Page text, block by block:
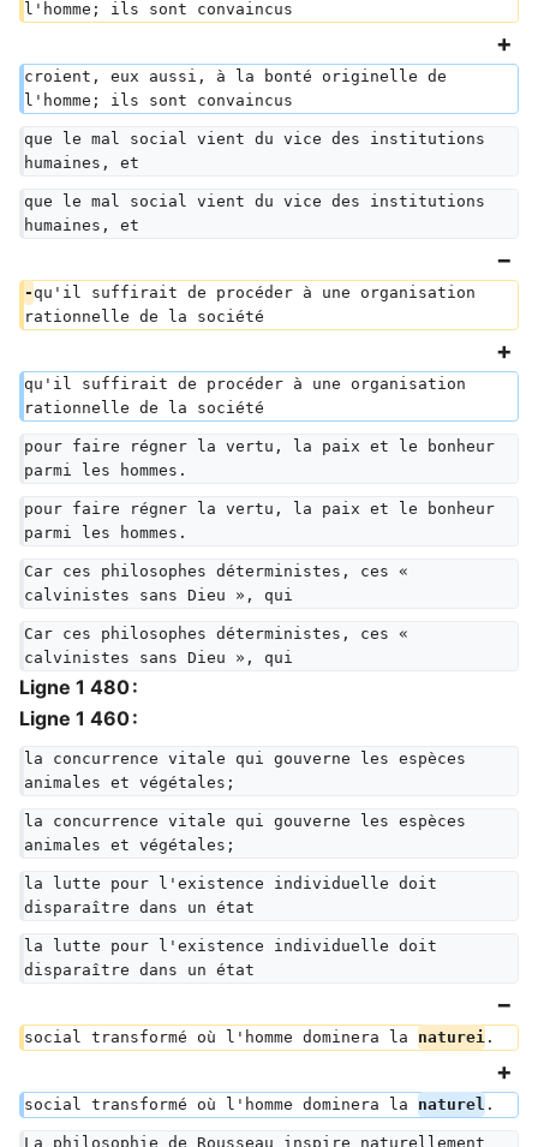
l'homme; ils sont convaincus
croient, eux aussi, à la bonté originelle de
l'homme; ils sont convaincus
que le mal social vient du vice des institutions
humaines, et
que le mal social vient du vice des institutions
humaines, et
- qu'il suffirait de procéder à une organisation
rationnelle de la société
qu'il suffirait de procéder à une organisation
rationnelle de la société
pour faire régner la vertu, la paix et le bonheur
parmi les hommes.
pour faire régner la vertu, la paix et le bonheur
parmi les hommes.
Car ces philosophes déterministes, ces «
calvinistes sans Dieu », qui
Car ces philosophes déterministes, ces «
calvinistes sans Dieu », qui
Ligne 1 480 :
Ligne 1 460 :
la concurrence vitale qui gouverne les espèces
animales et végétales;
la concurrence vitale qui gouverne les espèces
animales et végétales;
la lutte pour l'existence individuelle doit
disparaître dans un état
la lutte pour l'existence individuelle doit
disparaître dans un état
social transformé où l'homme dominera la naturei .
social transformé où l'homme dominera la naturel .
La philosophie de Rousseau inspire naturellement